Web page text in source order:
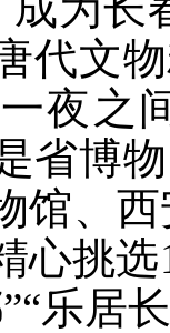
文物
夜之
省博
馆、
心挑
乐居